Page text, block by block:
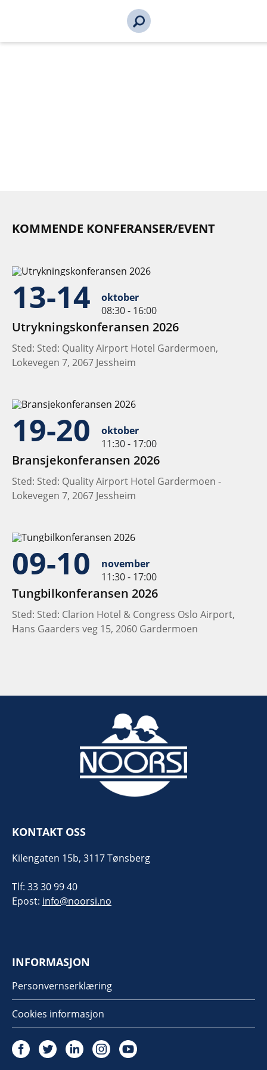
hav-2026-20608-20608&time=1786293857853055523
KOMMENDE KONFERANSER/EVENT
13-14
oktober
08:30 - 16:00
Utrykningskonferansen 2026
Sted: Sted: Quality Airport Hotel Gardermoen,
Lokevegen 7, 2067 Jessheim
19-20
oktober
11:30 - 17:00
Bransjekonferansen 2026
Sted: Sted: Quality Airport Hotel Gardermoen -
Lokevegen 7, 2067 Jessheim
09-10
november
11:30 - 17:00
Tungbilkonferansen 2026
Sted: Sted: Clarion Hotel & Congress Oslo Airport,
Hans Gaarders veg 15, 2060 Gardermoen
KONTAKT OSS
Kilengaten 15b, 3117 Tønsberg
Tlf: 33 30 99 40
Epost: info@noorsi.no
INFORMASJON
Personvernserklæring
Cookies informasjon